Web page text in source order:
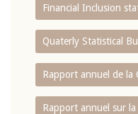
Financial Inclusion
Quaterly Statistical
Rapport annuel de la
Rapport annuel sur